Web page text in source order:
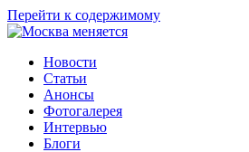
Перейти к содержимому
Новости
Статьи
Анонсы
Фотогалерея
Интервью
Блоги